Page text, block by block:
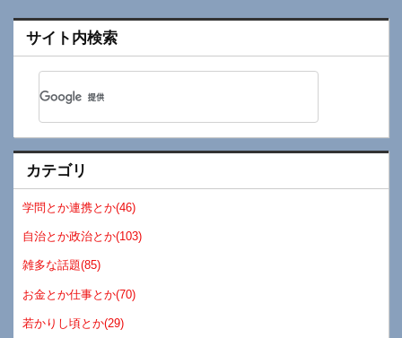
サイト内検索
カテゴリ
学問とか連携とか(46)
自治とか政治とか(103)
雑多な話題(85)
お金とか仕事とか(70)
若かりし頃とか(29)